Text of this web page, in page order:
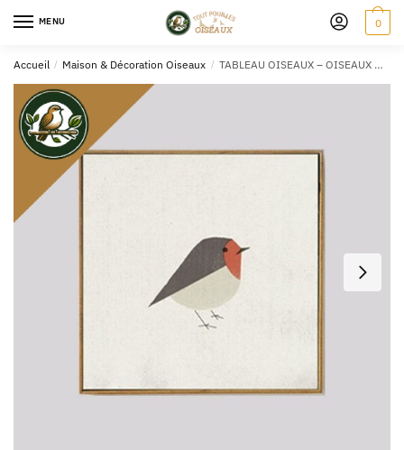
MENU 0
Accueil / Maison & Décoration Oiseaux / TABLEAU OISEAUX – OISEAUX MINIMALISTES